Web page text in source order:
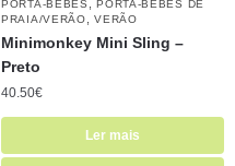
PORTA-BEBÉS ,PORTA-BEBÉS DE
PRAIA/VERÃO
,VERÃO
Minimonkey Mini Sling –
Preto
40.50€
Ler mais